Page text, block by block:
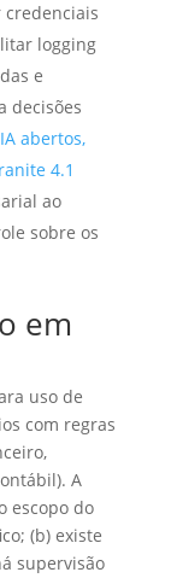
logging
e
decisões
abertos,
4.1
ao
sobre os
em
uso de
com regras
A
escopo do
(b) existe
supervisão